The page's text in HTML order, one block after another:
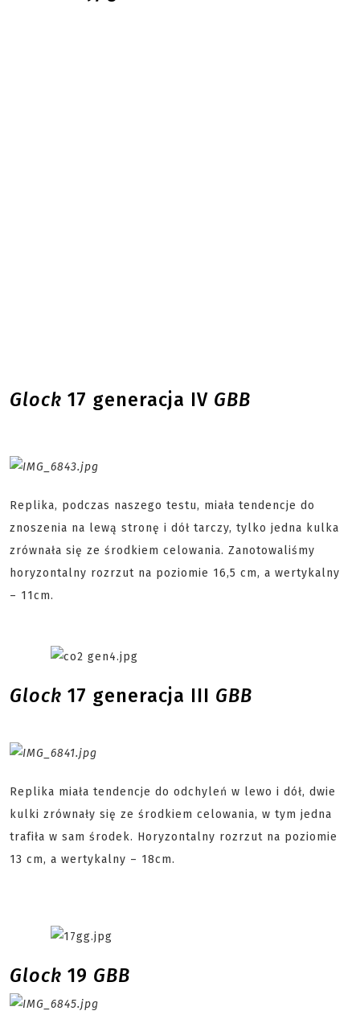
Glock 17 generacja IV GBB
Replika, podczas naszego testu, miała tendencje do
znoszenia na lewą stronę i dół tarczy, tylko jedna kulka
zrównała się ze środkiem celowania. Zanotowaliśmy
horyzontalny rozrzut na poziomie 16,5 cm, a wertykalny
– 11cm.
Glock 17 generacja III GBB
Replika miała tendencje do odchyleń w lewo i dół, dwie
kulki zrównały się ze środkiem celowania, w tym jedna
trafiła w sam środek. Horyzontalny rozrzut na poziomie
13 cm, a wertykalny – 18cm.
Glock 19 GBB